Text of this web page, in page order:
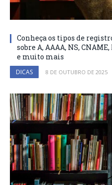
Conheça os tipos de
sobre A, AAAA, NS, CNAME,
e muito mais
DICAS 8 DE OUTUBRO DE 2025